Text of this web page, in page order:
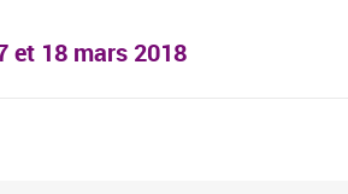
et 18 mars 2018